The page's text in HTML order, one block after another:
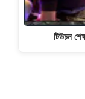
টিউচন